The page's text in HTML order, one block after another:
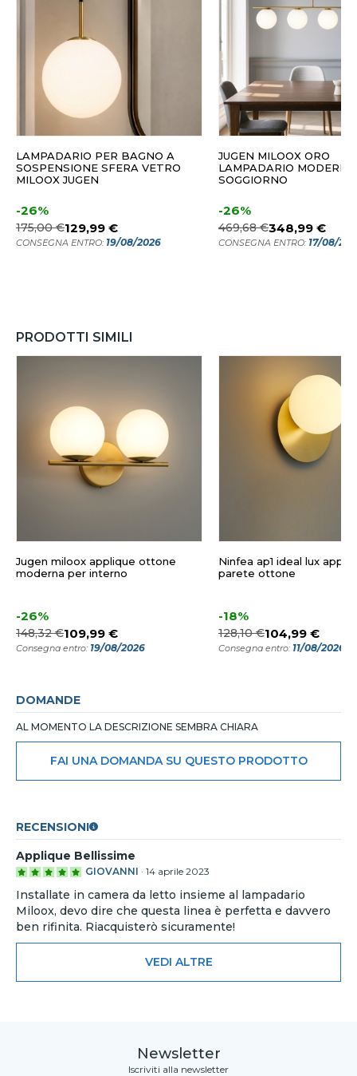
LAMPADARIO PER BAGNO A
SOSPENSIONE SFERA VETRO
MILOOX JUGEN
-26%
175,00 €129,99 €
CONSEGNA ENTRO: 19/08/2026
JUGEN MILOOX ORO
LAMPADARIO
SOGGIORNO
-26%
469,68 €348,99 €
CONSEGNA ENTRO: 17/08/
PRODOTTI SIMILI
Jugen miloox applique ottone
moderna per interno
-26%
148,32 €109,99 €
Consegna entro: 19/08/2026
Ninfea ap1 ideal lux
parete ottone
-18%
128,10 €104,99 €
Consegna entro: 11/08/2026
DOMANDE
AL MOMENTO LA DESCRIZIONE SEMBRA CHIARA
FAI UNA DOMANDA SU QUESTO PRODOTTO
RECENSIONI
Applique Bellissime
GIOVANNI · 14 aprile 2023
Installate in camera da letto insieme al lampadario
Miloox, devo dire che questa linea è perfetta e davvero
ben rifinita. Riacquisterò sicuramente!
VEDI ALTRE
Newsletter
Iscriviti alla newsletter